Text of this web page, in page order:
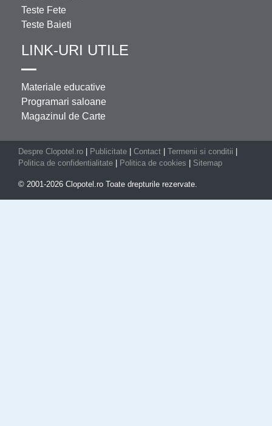
Teste Fete
Teste Baieti
LINK-URI UTILE
Materiale educative
Programari saloane
Magazinul de Carte
Despre Clopotel.ro Publicitate Contact Termenii si conditii
Politica de confidentialitate
Politica de cookies Sitemap
© 2001-2026 Clopotel.ro Toate drepturile rezervate.